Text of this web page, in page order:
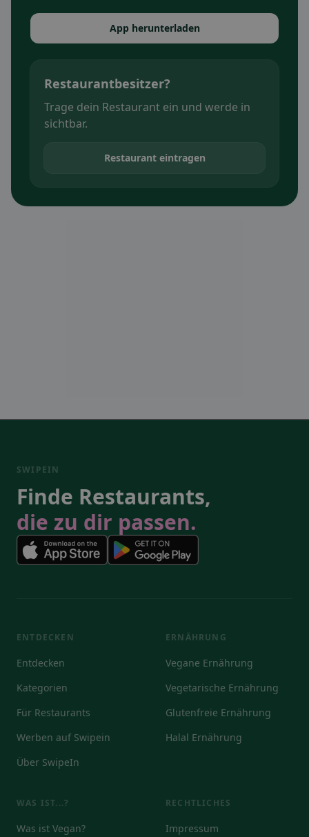
App herunterladen
Restaurantbesitzer?
Trage dein Restaurant ein und werde in
sichtbar.
Restaurant eintragen
SWIPEIN
Finde Restaurants,
die zu dir passen.
ENTDECKEN
Entdecken
Kategorien
Für Restaurants
Werben auf Swipein
Über SwipeIn
ERNÄHRUNG
Vegane Ernährung
Vegetarische Ernährung
Glutenfreie Ernährung
Halal Ernährung
WAS IST...?
Was ist Vegan?
RECHTLICHES
Impressum